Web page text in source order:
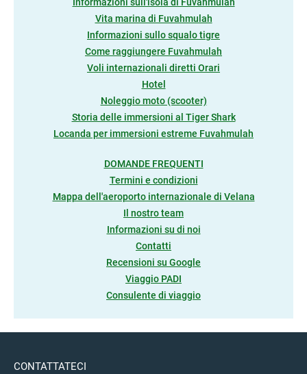
Vita marina di Fuvahmulah
Informazioni sullo squalo tigre
Come raggiungere Fuvahmulah
Voli internazionali diretti Orari
Hotel
Noleggio moto (scooter)
Storia delle immersioni al Tiger Shark
Locanda per immersioni estreme Fuvahmulah
DOMANDE FREQUENTI
Termini e condizioni
Mappa dell'aeroporto internazionale di Velana
Il nostro team
Informazioni su di noi
Contatti
Recensioni su Google
Viaggio PADI
Consulente di viaggio
CONTATTATECI